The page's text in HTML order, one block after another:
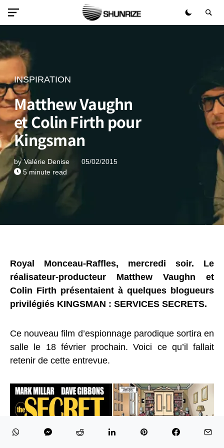
INSPIRATION
Matthew Vaughn
et Colin Firth pour
Kingsman
by Valérie Denise
05/02/2015
5 minute read
Royal Monceau-Raffles, mercredi soir. Le
réalisateur-producteur Matthew Vaughn et
Colin Firth présentaient à quelques blogueurs
privilégiés KINGSMAN : SERVICES SECRETS.
Ce nouveau film d’espionnage parodique sortira en
salle le 18 février prochain. Voici ce qu’il fallait
retenir de cette entrevue.